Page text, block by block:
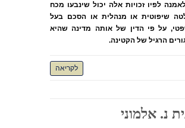
3 לאמנה לפיו זכויות אלה יכול שינבעו מכח
שיפוטית או מנהלית או הסכם בעל
על פי הדין של אותה מדינה שהיא
הרגיל של הקטינה.
לקריאה
נ. אלמוני